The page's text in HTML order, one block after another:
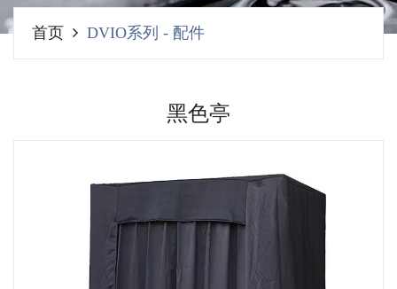
首页 DVIO系列 - 配件
黑色亭